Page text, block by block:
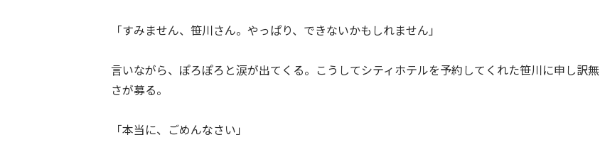
「すみません、笹川さん。やっぱり、できないかもしれません」
言いながら、ぽろぽろと涙が出てくる。こうしてシティホテルを予約してくれた笹川に申し訳無
さが募る。
「本当に、ごめんなさい」